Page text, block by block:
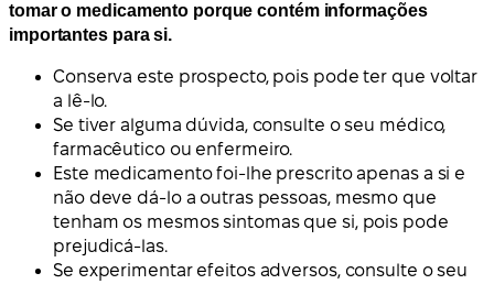
tomar o medicamento porque contém informações
importantes para si.
Conserva este prospecto, pois pode ter que voltar
a lê-lo.
Se tiver alguma dúvida, consulte o seu médico,
farmacêutico ou enfermeiro.
Este medicamento foi-lhe prescrito apenas a si e
não deve dá-lo a outras pessoas, mesmo que
tenham os mesmos sintomas que si, pois pode
prejudicá-las.
Se experimentar efeitos adversos, consulte o seu